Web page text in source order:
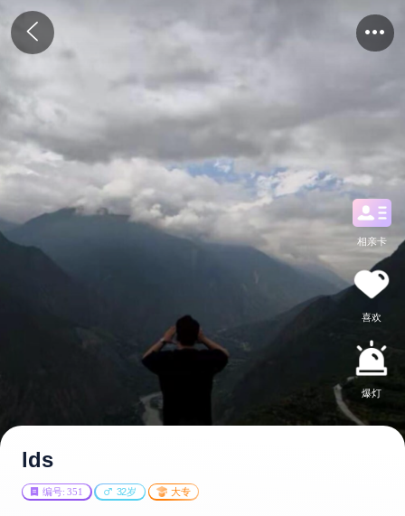
相亲卡
喜欢
爆灯
lds
编号: 351 32岁 大专